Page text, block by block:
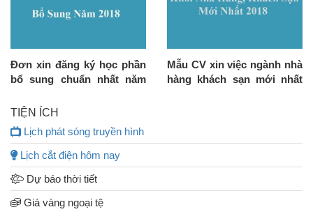
Đơn xin đăng ký học phần
bổ sung chuẩn nhất năm
Mẫu CV xin việc ngành nhà
hàng khách sạn mới nhất
TIỆN ÍCH
Lịch phát sóng truyền hình
Lịch cắt điện hôm nay
Dự báo thời tiết
Giá vàng ngoại tệ